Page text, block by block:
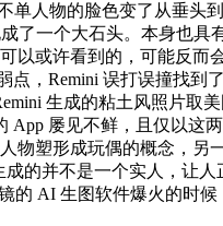
单人物的脸色变了从垂头
了一个大石头。本身也具
以或许看到的，可能反而
，Remini 误打误撞找到
生成的粘土风照片取
App 屡见不鲜，且仅以这
物塑形成玩偶的概念，另
的并不是一个实人，让
AI 生图软件爆火的时候